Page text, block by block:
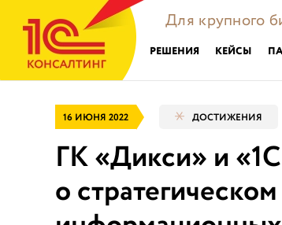
Для крупного
РЕШЕНИЯ КЕЙСЫ
16 ИЮНЯ 2022 ДОСТИЖЕНИЯ
ГК «Дикси» и
о